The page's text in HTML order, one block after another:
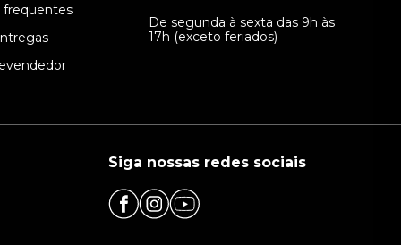
frequentes
De segunda à sexta das 9h às
17h (exceto feriados)
Siga nossas redes sociais